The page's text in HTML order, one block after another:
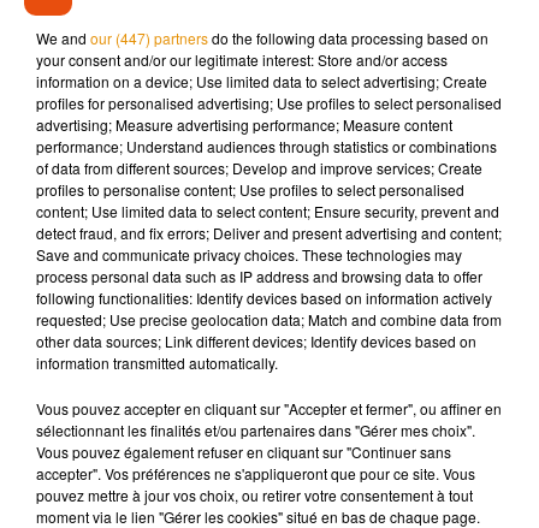
échangerait les billets pour les voyages prévus avant le 30
avril.
(Avec AFP)
Musique
7 août 2026
Madonna sort enfin le remix de « Love
Sensation » avec Kylie Minogue
Angèle et Amélie Lens dévoilent leur
collaboration tant attendue
We and our (447) partnersdo the following data processing based on
your consent and/or our legitimate interest: Store and/or access
information on a device; Use limited data to select advertising; Create
profiles for personalised advertising; Use profiles to select personalised
advertising; Measure advertising performance; Measure content
performance; Understand audiences through statistics or combinations
of data from different sources; Develop and improve services; Create
profiles to personalise content; Use profiles to select personalised
content; Use limited data to select content; Ensure security, prevent and
detect fraud, and fix errors; Deliver and present advertising and content;
Save and communicate privacy choices. These technologies may
process personal data such as IP address and browsing data to offer
following functionalities: Identify devices based on information actively
requested; Use precise geolocation data; Match and combine data from
other data sources; Link different devices; Identify devices based on
information transmitted automatically.
Vous pouvez accepter en cliquant sur "Accepter et fermer", ou affiner en
sélectionnant les finalités et/ou partenaires dans "Gérer mes choix".
Vous pouvez également refuser en cliquant sur "Continuer sans
accepter". Vos préférences ne s'appliqueront que pour ce site. Vous
pouvez mettre à jour vos choix, ou retirer votre consentement à tout
moment via le lien "Gérer les cookies" situé en bas de chaque page.